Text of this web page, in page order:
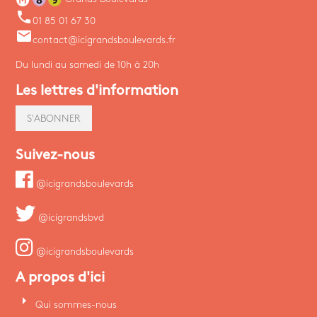
phone 01 85 01 67 30
emailcontact@icigrandsboulevards.fr
Du lundi au samedi de 10h à 20h
Les lettres d'information
S'ABONNER
Suivez-nous
@icigrandsboulevards
@icigrandsbvd
@icigrandsboulevards
A propos d'ici
arrow_right Qui sommes-nous